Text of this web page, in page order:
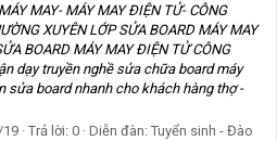
MAY- MÁY MAY ĐIỆN TỬ- CÔNG
XUYÊN LỚP SỬA BOARD MÁY MAY
BOARD MÁY MAY ĐIỆN TỬ CÔNG
dạy truyền nghề sửa chữa board máy
sửa board nhanh cho khách hàng thợ -
Trả lời: 0 Diễn đàn: Tuyển sinh - Đào